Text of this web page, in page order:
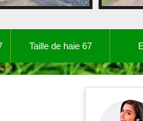
Taille de haie 67